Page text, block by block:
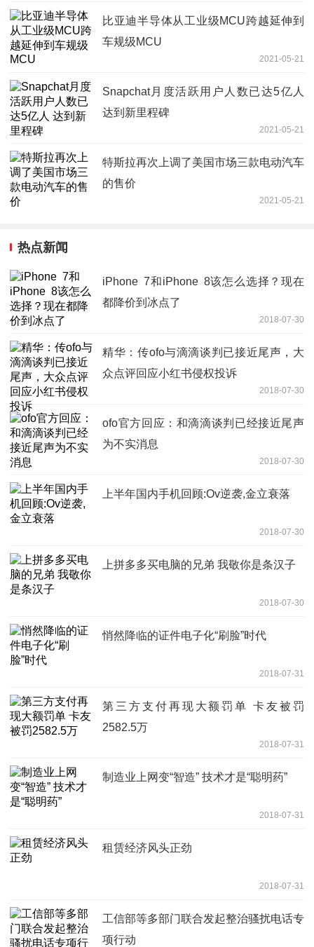
比亚迪半导体从工业级MCU跨越延伸到
车规级MCU
2021-05-21
Snapchat月度活跃用户人数已达5亿人
达到新里程碑
2021-05-21
特斯拉再次上调了美国市场三款电动汽车
的售价
2021-05-21
热点新闻
iPhone 7和iPhone 8该怎么选择？现在
都降价到冰点了
2018-07-30
精华：传ofo与滴滴谈判已接近尾声，大
众点评回应小红书侵权投诉
2018-07-30
ofo官方回应：和滴滴谈判已经接近尾声
为不实消息
2018-07-30
上半年国内手机回顾:Ov逆袭,金立衰落
2018-07-30
上拼多多买电脑的兄弟 我敬你是条汉子
2018-07-30
悄然降临的证件电子化“刷脸”时代
2018-07-31
第三方支付再现大额罚单 卡友被罚
2582.5万
2018-07-31
制造业上网变“智造” 技术才是“聪明药”
2018-07-31
租赁经济风头正劲
2018-07-31
工信部等多部门联合发起整治骚扰电话专
项行动